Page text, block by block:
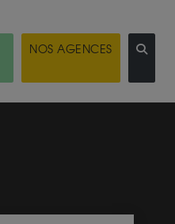
NOS AGENCES